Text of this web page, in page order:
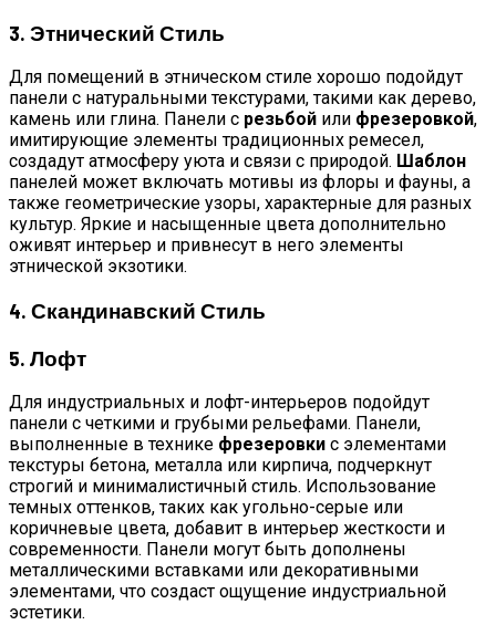
3. Этнический Стиль
Для помещений в этническом стиле хорошо подойдут
панели с натуральными текстурами, такими как дерево,
камень или глина. Панели с резьбой или фрезеровкой,
имитирующие элементы традиционных ремесел,
создадут атмосферу уюта и связи с природой. Шаблон
панелей может включать мотивы из флоры и фауны, а
также геометрические узоры, характерные для разных
культур. Яркие и насыщенные цвета дополнительно
оживят интерьер и привнесут в него элементы
этнической экзотики.
4. Скандинавский Стиль
5. Лофт
Для индустриальных и лофт-интерьеров подойдут
панели с четкими и грубыми рельефами. Панели,
выполненные в технике фрезеровки с элементами
текстуры бетона, металла или кирпича, подчеркнут
строгий и минималистичный стиль. Использование
темных оттенков, таких как угольно-серые или
коричневые цвета, добавит в интерьер жесткости и
современности. Панели могут быть дополнены
металлическими вставками или декоративными
элементами, что создаст ощущение индустриальной
эстетики.